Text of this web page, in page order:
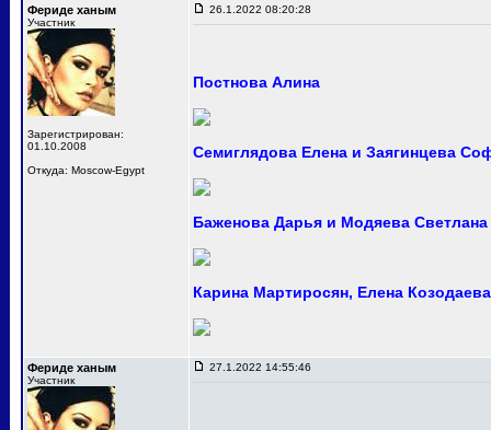
Фериде ханым
Участник
Зарегистрирован:
01.10.2008
Откуда: Moscow-Egypt
26.1.2022 08:20:28
Постнова Алина
Семиглядова Елена и Заягинцева
Баженова Дарья и Модяева Светлана
Карина Мартиросян, Елена
Фериде ханым
Участник
27.1.2022 14:55:46